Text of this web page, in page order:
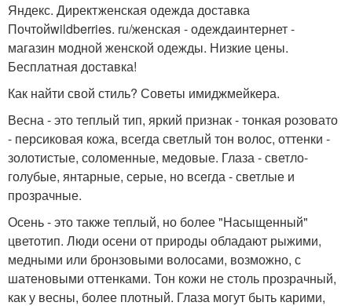
Яндекс. Директженская одежда доставка
Почтойwildberries. ru/женская - одеждаинтернет -
магазин модной женской одежды. Низкие цены.
Бесплатная доставка!
Как найти свой стиль? Советы имиджмейкера.
Весна - это теплый тип, яркий признак - тонкая розовато
- персиковая кожа, всегда светлый тон волос, оттенки -
золотистые, соломенные, медовые. Глаза - светло-
голубые, янтарные, серые, но всегда - светлые и
прозрачные.
Осень - это также теплый, но более "Насыщенный"
цветотип. Люди осени от природы обладают рыжими,
медными или бронзовыми волосами, возможно, с
шатеновыми оттенками. Тон кожи не столь прозрачный,
как у весны, более плотный. Глаза могут быть карими,